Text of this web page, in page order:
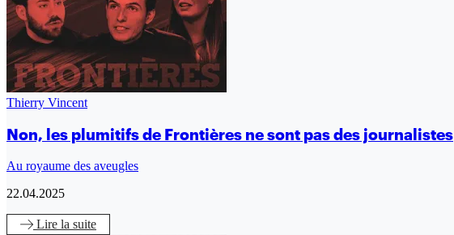
Thierry Vincent
Non, les plumitifs de Frontières ne sont pas des journalistes
Au royaume des aveugles
22.04.2025
Lire la suite